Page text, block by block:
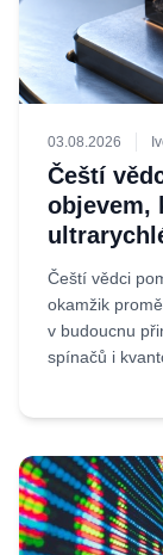
03.08.2026
Čeští
objevem,
Čeští vědci
okamžik
v budoucnu
spínačů i